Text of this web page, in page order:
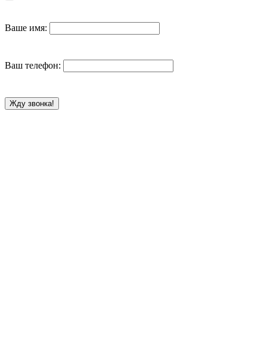
Ваше имя:
Ваш телефон:
Жду звонка!